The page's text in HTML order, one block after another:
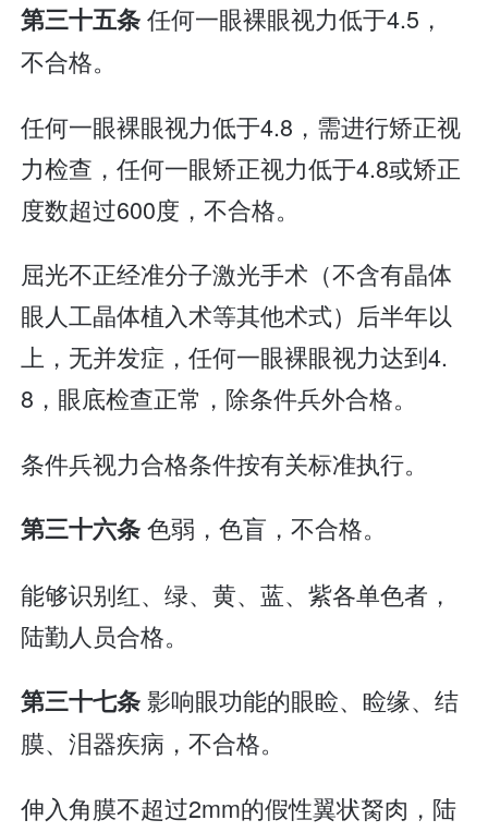
第三十五条任何一眼裸眼视力低于4.5，
不合格。
任何一眼裸眼视力低于4.8，需进行矫正视
力检查，任何一眼矫正视力低于4.8或矫正
度数超过600度，不合格。
屈光不正经准分子激光手术（不含有晶体
眼人工晶体植入术等其他术式）后半年以
上，无并发症，任何一眼裸眼视力达到4.
8，眼底检查正常，除条件兵外合格。
条件兵视力合格条件按有关标准执行。
第三十六条色弱，色盲，不合格。
能够识别红、绿、黄、蓝、紫各单色者，
陆勤人员合格。
第三十七条影响眼功能的眼睑、睑缘、结
膜、泪器疾病，不合格。
伸入角膜不超过2mm的假性翼状胬肉，陆